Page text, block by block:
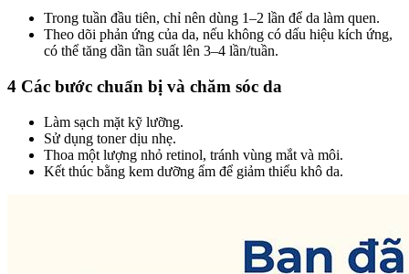
Trong tuần đầu tiên, chỉ nên dùng 1–2 lần để da làm quen.
Theo dõi phản ứng của da, nếu không có dấu hiệu kích ứng,
có thể tăng dần tần suất lên 3–4 lần/tuần.
4 Các bước chuẩn bị và chăm sóc da
Làm sạch mặt kỹ lưỡng.
Sử dụng toner dịu nhẹ.
Thoa một lượng nhỏ retinol, tránh vùng mắt và môi.
Kết thúc bằng kem dưỡng ẩm để giảm thiểu khô da.